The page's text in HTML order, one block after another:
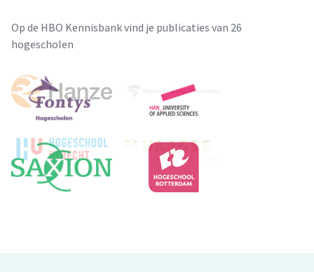
Op de HBO Kennisbank vind je publicaties van 26
hogescholen